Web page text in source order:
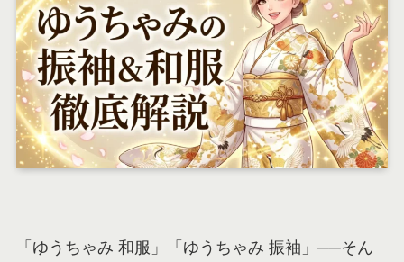
「ゆうちゃみ 和服」「ゆうちゃみ 振袖」──そん